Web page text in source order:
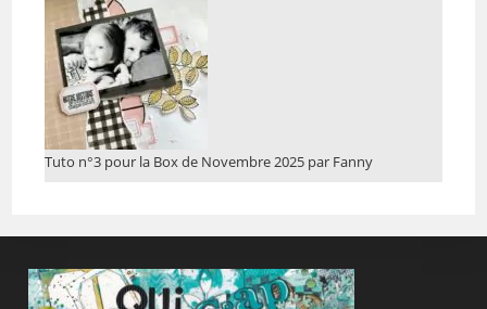
Tuto n°3 pour la Box de Novembre 2025 par Fanny